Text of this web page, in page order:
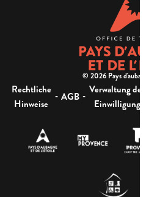
© 2026 Pays
Rechtliche
Hinweise
- AGB - Verwaltung der
Einwilligung